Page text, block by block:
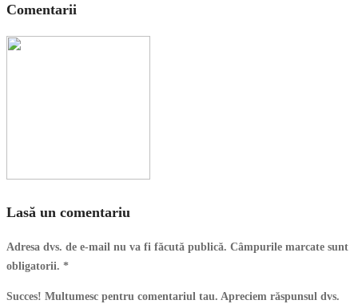
Comentarii
Lasă un comentariu
Adresa dvs. de e-mail nu va fi făcută publică. Câmpurile marcate sunt
obligatorii. *
Succes! Multumesc pentru comentariul tau. Apreciem răspunsul dvs.